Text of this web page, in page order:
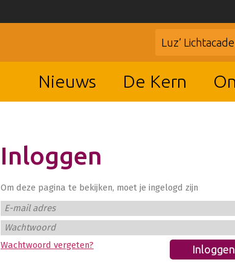
Luz’
Nieuws De Kern
Inloggen
Om deze pagina te bekijken, moet je ingelogd zijn
E-mail adres
Wachtwoord
Wachtwoord vergeten?